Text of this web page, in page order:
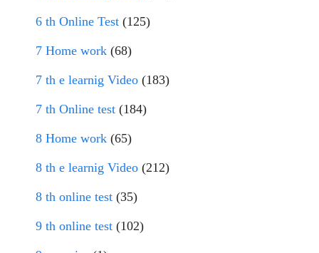
6 th Online Test (125)
7 Home work (68)
7 th e learnig Video (183)
7 th Online test (184)
8 Home work (65)
8 th e learnig Video (212)
8 th online test (35)
9 th online test (102)